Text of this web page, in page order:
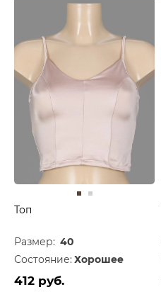
Топ
Размер: 40
Состояние: Хорошее
412 руб.